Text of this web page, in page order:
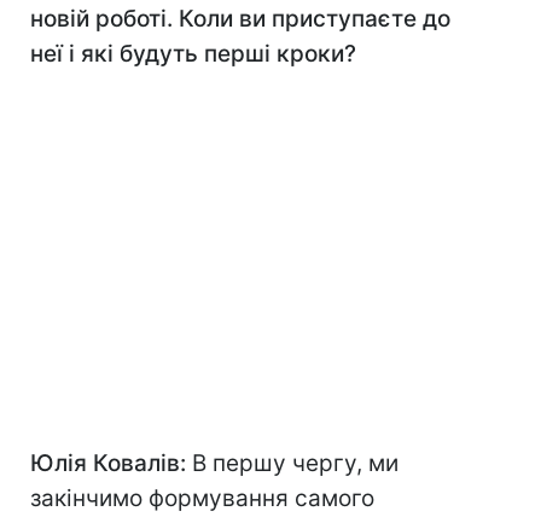
новій роботі. Коли ви приступаєте до
неї і які будуть перші кроки?
Юлія Ковалів: В першу чергу, ми
закінчимо формування самого